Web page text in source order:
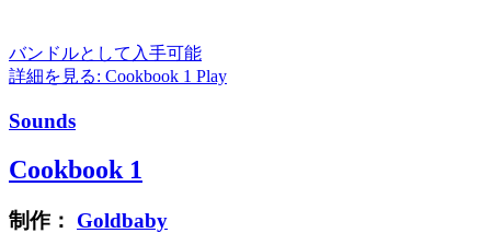
バンドルとして入手可能
詳細を見る: Cookbook 1 Play
Sounds
Cookbook 1
制作： Goldbaby